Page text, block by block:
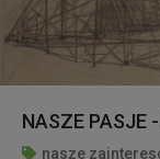
NASZE PASJE
nasze